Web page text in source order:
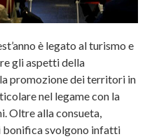
è legato al turismo e
gli aspetti della
promozione dei territori in
nel legame con la
Oltre alla consueta,
bonifica svolgono infatti